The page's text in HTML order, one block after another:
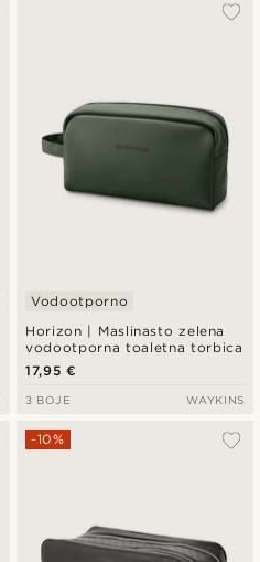
Horizon | Maslinasto zelena
vodootporna toaletna torbica
Vodootporno
17,95 €
3 BOJE WAYKINS
-10%